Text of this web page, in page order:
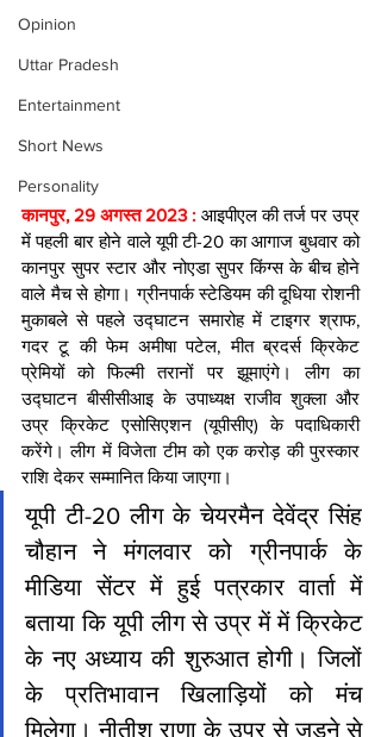
Opinion
Uttar Pradesh
Entertainment
Short News
Personality
कानपुर, 29 अगस्त 2023 : आइपीएल की तर्ज पर उप्र
में पहली बार होने वाले यूपी टी-20 का आगाज बुधवार को
कानपुर सुपर स्टार और नोएडा सुपर किंग्स के बीच होने
वाले मैच से होगा। ग्रीनपार्क स्टेडियम की दूधिया रोशनी
मुकाबले से पहले उद्घाटन समारोह में टाइगर श्राफ,
गदर टू की फेम अमीषा पटेल, मीत ब्रदर्स क्रिकेट
प्रेमियों को फिल्मी तरानों पर झूमाएंगे। लीग का
उद्घाटन बीसीसीआइ के उपाध्यक्ष राजीव शुक्ला और
उप्र क्रिकेट एसोसिएशन (यूपीसीए) के पदाधिकारी
करेंगे। लीग में विजेता टीम को एक करोड़ की पुरस्कार
राशि देकर सम्मानित किया जाएगा।
यूपी टी-20 लीग के चेयरमैन देवेंद्र सिंह
चौहान ने मंगलवार को ग्रीनपार्क के
मीडिया सेंटर में हुई पत्रकार वार्ता में
बताया कि यूपी लीग से उप्र में में क्रिकेट
के नए अध्याय की शुरुआत होगी। जिलों
के प्रतिभावान खिलाड़ियों को मंच
मिलेगा। नीतीश राणा के उप्र से जुड़ने से